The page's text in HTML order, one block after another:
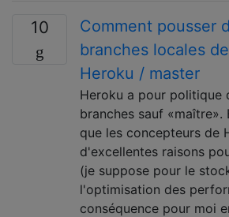
10
Comment pousser
branches locales
Heroku / master
Heroku a pour politique
branches sauf «maître».
que les concepteurs de
d'excellentes raisons
(je suppose pour le
l'optimisation des
conséquence pour moi